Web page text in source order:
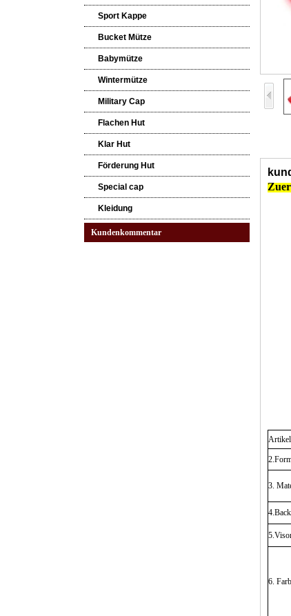
Sport Kappe
Bucket Mütze
Babymütze
Wintermütze
Military Cap
Flachen Hut
Klar Hut
Förderung Hut
Special cap
Kleidung
Kundenkommentar
Artikel
3.
6.